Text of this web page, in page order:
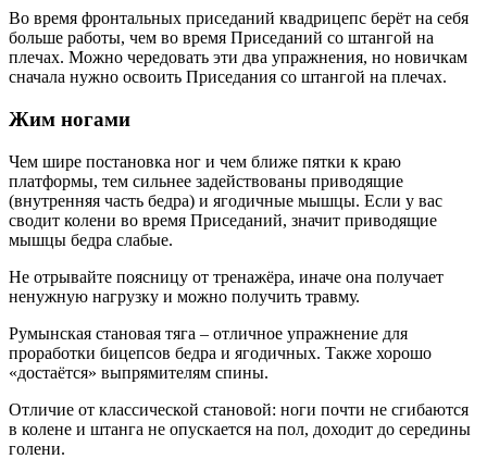
Во время фронтальных приседаний квадрицепс берёт на себя
больше работы, чем во время Приседаний со штангой на
плечах. Можно чередовать эти два упражнения, но новичкам
сначала нужно освоить Приседания со штангой на плечах.
Жим ногами
Чем шире постановка ног и чем ближе пятки к краю
платформы, тем сильнее задействованы приводящие
(внутренняя часть бедра) и ягодичные мышцы. Если у вас
сводит колени во время Приседаний, значит приводящие
мышцы бедра слабые.
Не отрывайте поясницу от тренажёра, иначе она получает
ненужную нагрузку и можно получить травму.
Румынская становая тяга – отличное упражнение для
проработки бицепсов бедра и ягодичных. Также хорошо
«достаётся» выпрямителям спины.
Отличие от классической становой: ноги почти не сгибаются
в колене и штанга не опускается на пол, доходит до середины
голени.